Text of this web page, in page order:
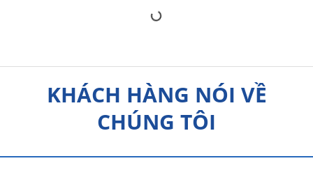
KHÁCH HÀNG NÓI VỀ
CHÚNG TÔI